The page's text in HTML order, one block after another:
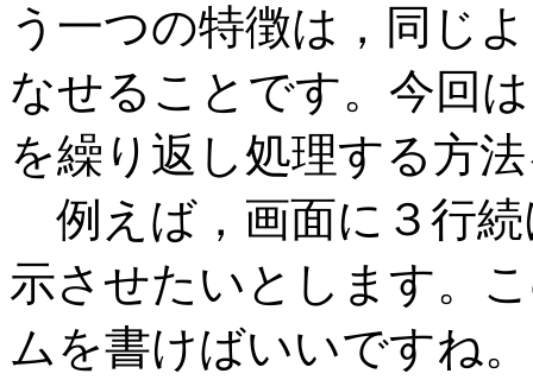
う一つの特徴は，同じ
なせることです。今回
を繰り返し処理する方
例えば，画面に３行
示させたいとします。
ムを書けばいいですね。